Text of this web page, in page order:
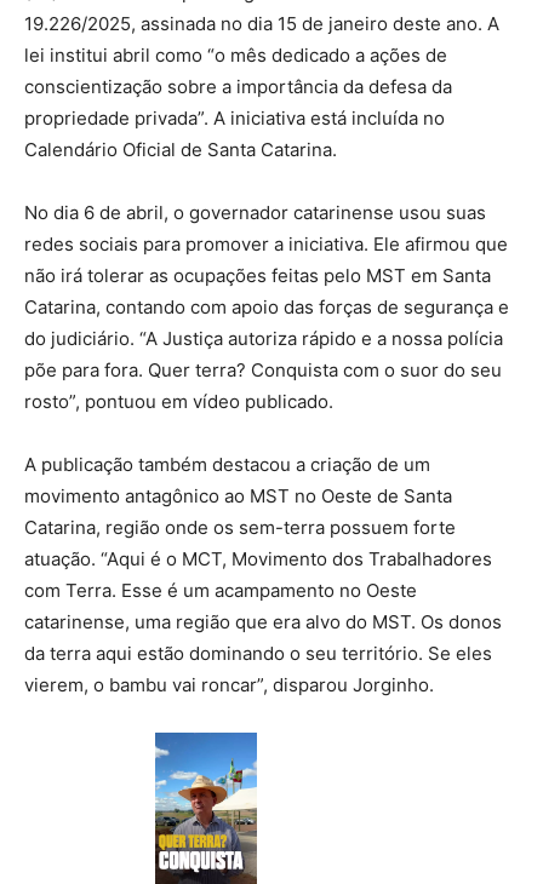
19.226/2025, assinada no dia 15 de janeiro deste ano. A
lei institui abril como “o mês dedicado a ações de
conscientização sobre a importância da defesa da
propriedade privada”. A iniciativa está incluída no
Calendário Oficial de Santa Catarina.
No dia 6 de abril, o governador catarinense usou suas
redes sociais para promover a iniciativa. Ele afirmou que
não irá tolerar as ocupações feitas pelo MST em Santa
Catarina, contando com apoio das forças de segurança e
do judiciário. “A Justiça autoriza rápido e a nossa polícia
põe para fora. Quer terra? Conquista com o suor do seu
rosto”, pontuou em vídeo publicado.
A publicação também destacou a criação de um
movimento antagônico ao MST no Oeste de Santa
Catarina, região onde os sem-terra possuem forte
atuação. “Aqui é o MCT, Movimento dos Trabalhadores
com Terra. Esse é um acampamento no Oeste
catarinense, uma região que era alvo do MST. Os donos
da terra aqui estão dominando o seu território. Se eles
vierem, o bambu vai roncar”, disparou Jorginho.